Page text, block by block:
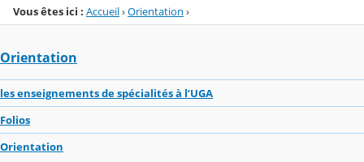
Vous êtes ici : Accueil›Orientation ›
Orientation
les enseignements de spécialités à l’UGA
Folios
Orientation